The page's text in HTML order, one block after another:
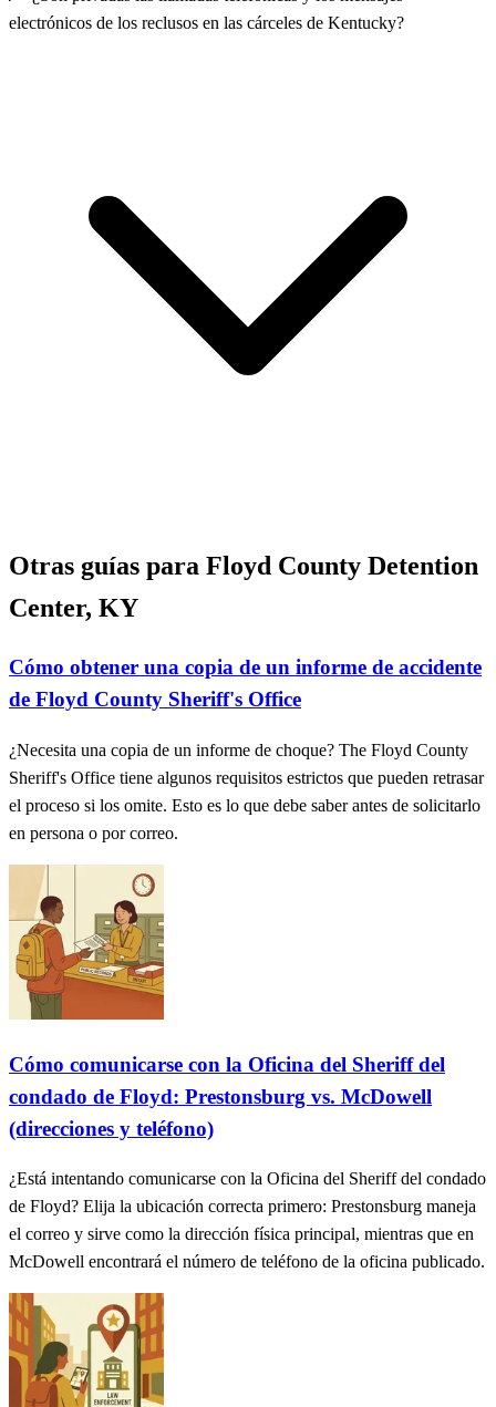
electrónicos de los reclusos en las cárceles de Kentucky?
Otras guías para Floyd County Detention
Center, KY
Cómo obtener una copia de un informe de accidente
de Floyd County Sheriff's Office
¿Necesita una copia de un informe de choque? The Floyd County
Sheriff's Office tiene algunos requisitos estrictos que pueden retrasar
el proceso si los omite. Esto es lo que debe saber antes de solicitarlo
en persona o por correo.
Cómo comunicarse con la Oficina del Sheriff del
condado de Floyd: Prestonsburg vs. McDowell
(direcciones y teléfono)
¿Está intentando comunicarse con la Oficina del Sheriff del condado
de Floyd? Elija la ubicación correcta primero: Prestonsburg maneja
el correo y sirve como la dirección física principal, mientras que en
McDowell encontrará el número de teléfono de la oficina publicado.